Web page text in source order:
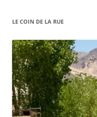
LE COIN DE LA RUE